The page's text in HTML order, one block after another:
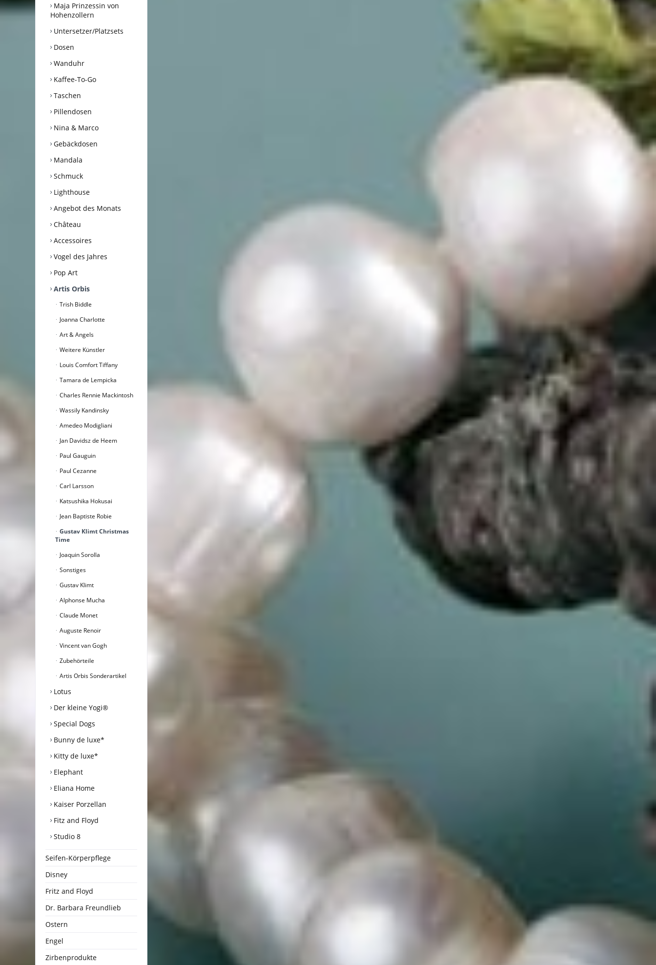
Maja Prinzessin von
Hohenzollern
Untersetzer/Platzsets
Dosen
Wanduhr
Kaffee-To-Go
Taschen
Pillendosen
Nina & Marco
Gebäckdosen
Mandala
Schmuck
Lighthouse
Angebot des Monats
Château
Accessoires
Vogel des Jahres
Pop Art
Artis Orbis
Trish Biddle
Joanna Charlotte
Art & Angels
Weitere Künstler
Louis Comfort Tiffany
Tamara de Lempicka
Charles Rennie Mackintosh
Wassily Kandinsky
Amedeo Modigliani
Jan Davidsz de Heem
Paul Gauguin
Paul Cezanne
Carl Larsson
Katsushika Hokusai
Jean Baptiste Robie
Gustav Klimt Christmas
Time
Joaquin Sorolla
Sonstiges
Gustav Klimt
Alphonse Mucha
Claude Monet
Auguste Renoir
Vincent van Gogh
Zubehörteile
Artis Orbis Sonderartikel
Lotus
Der kleine Yogi®
Special Dogs
Bunny de luxe*
Kitty de luxe*
Elephant
Eliana Home
Kaiser Porzellan
Fitz and Floyd
Studio 8
Seifen-Körperpflege
Disney
Fritz and Floyd
Dr. Barbara Freundlieb
Ostern
Engel
Zirbenprodukte